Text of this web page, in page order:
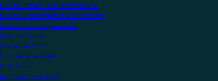
KNX für Smart Tech Installateure
KNX für Elektroplaner und -berater
KNX für Schulungszentren
KNX-Software
Was ist die ETS?
ETS herunterladen
ETS Apps
Zertifizierte Geräte